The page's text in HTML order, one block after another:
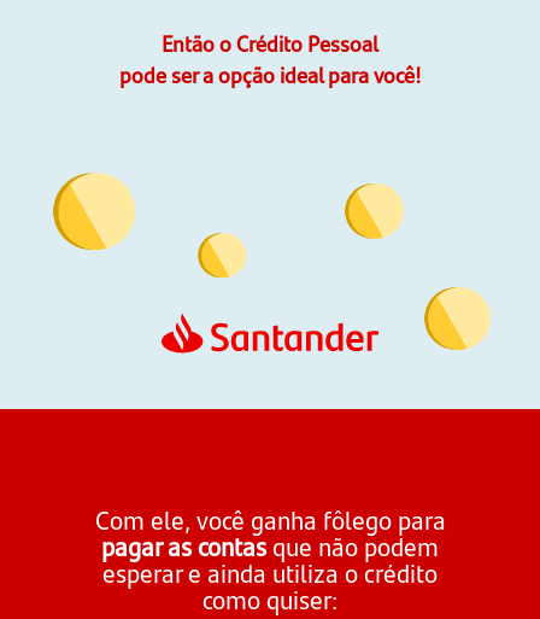
Então o Crédito Pessoal
pode ser a opção ideal para você!
Com ele, você ganha fôlego para
pagar as contasque não podem
esperar e ainda utiliza o crédito
como quiser: